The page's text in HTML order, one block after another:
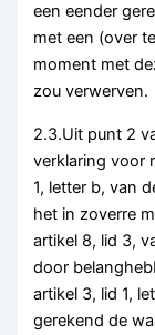
een eender
met een (over
moment met
zou verwerven.
2.3.Uit punt 2
verklaring voor
1, letter b, van
het in zoverre
artikel 8, lid 3,
door
artikel 3, lid 1,
gerekend de